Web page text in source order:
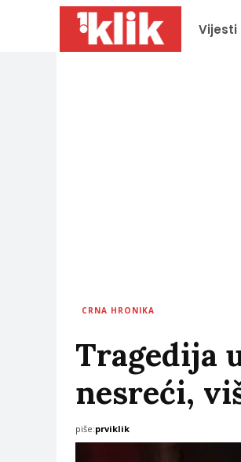
Vijesti
CRNA HRONIKA
Tragedija
nesreći,
piše:prviklik